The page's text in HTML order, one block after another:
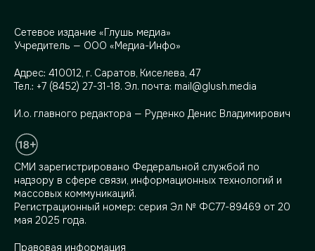
Сетевое издание «Глушь медиа»
Учредитель — ООО «Медиа-Инфо»
Адрес: 410012, г. Саратов, Киселева, 47
Тел.: +7 (8452) 27-31-18. Эл. почта: mail@glush.media
И.о. главного редактора — Руденко Денис Владимирович
СМИ зарегистрировано Федеральной службой по
надзору в сфере связи, информационных технологий и
массовых коммуникаций.
Регистрационный номер: серия Эл № ФС77-89469 от 20
мая 2025 года.
Правовая информация